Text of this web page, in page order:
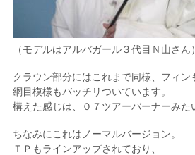
（モデルはアルバガール３代目Ｎ山さん）
クラウン部分にはこれまで同様、フィン
網目模様もバッチリついています。
構えた感じは、０７ツアーバーナーみた
ちなみにこれはノーマルバージョン。
ＴＰもラインアップされており、